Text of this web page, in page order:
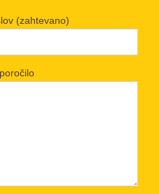
(zahtevano)